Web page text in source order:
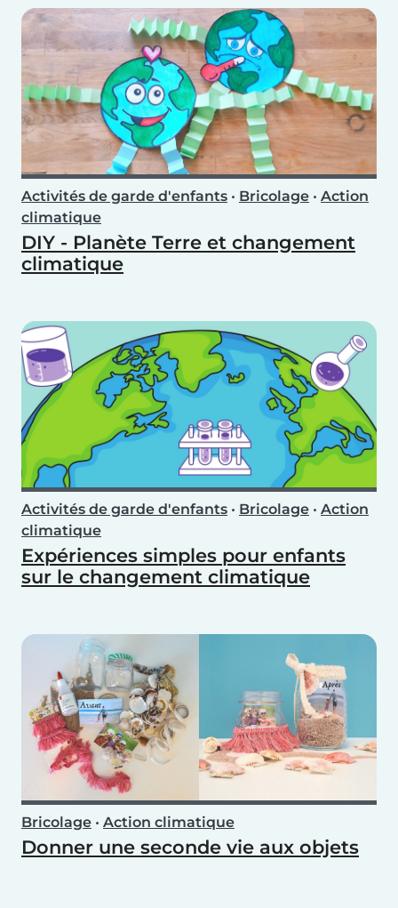
Activités de garde d'enfants • Bricolage • Action
climatique
DIY - Planète Terre et changement
climatique
Activités de garde d'enfants • Bricolage • Action
climatique
Expériences simples pour enfants
sur le changement climatique
Bricolage • Action climatique
Donner une seconde vie aux objets